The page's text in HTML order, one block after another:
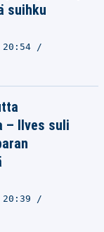
suihku
– Ilves suli